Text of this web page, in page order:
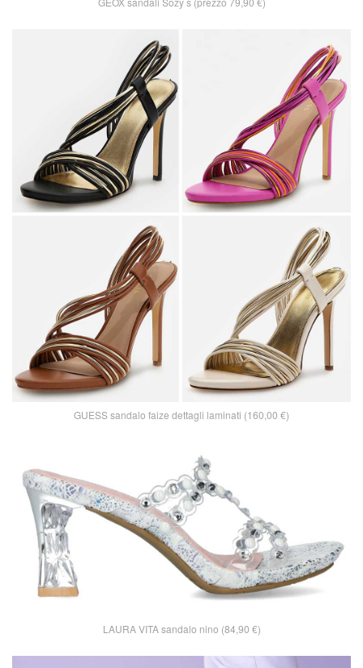
GUESS sandalo faize dettagli laminati (160,00 €)
LAURA VITA sandalo nino (84,90 €)